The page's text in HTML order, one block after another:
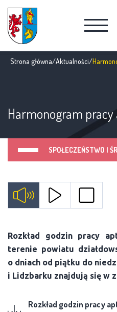
Strona główna/Aktualności/
Harmonogram
SPOŁECZEŃSTWO I
Rozkład godzin pracy
terenie powiatu
o dniach od piątku do
i Lidzbarku znajdują się w
Rozkład godzin pracy